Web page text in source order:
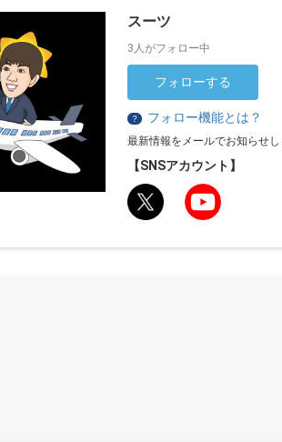
スーツ
3人がフォロー中
フォローする
？ フォロー機能とは？
最新情報をメールでお知らせし
【SNSアカウント】